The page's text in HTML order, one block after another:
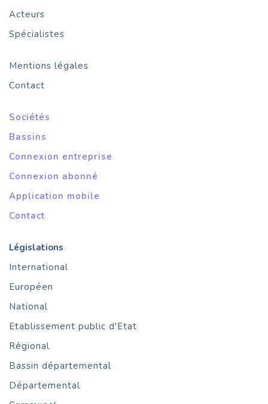
Acteurs
Spécialistes
Mentions légales
Contact
Sociétés
Bassins
Connexion entreprise
Connexion abonné
Application mobile
Contact
Législations
International
Européen
National
Etablissement public d'Etat
Régional
Bassin départemental
Départemental